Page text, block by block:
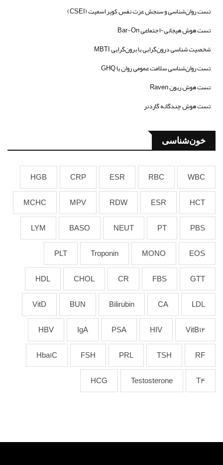
تست روان‌شناسی و سنجش عزت نفس کوپر اسمیت (CSEI)
تست هوش هیجانی-اجتماعی Bar-On
شخصیت شناسی درون‌گرایی یا برون‌گرایی MBTI
تست روان‌شناسی سلامت عمومی روان یا GHQ
تست هوش ریون Raven
تست هوش چندگانه گاردنر
خون‌شناسی
WBC
RBC
ESR
CRP
HGB
HCT
ESR
RDW
MPV
MCHC
PBS
PT
NEUT
BASO
LYM
EOS
MONO
Troponin
PLT
GTT
FBS
CR
CHOL
HDL
LDL
CA
Bilirubin
BUN
VitD
VitB12
HIV
PSA
IgA
HBV
RF
TSH
PRL
FSH
Hba1C
T4
Testosterone
HCG